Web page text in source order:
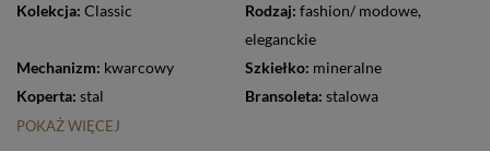
Kolekcja: Classic Rodzaj: fashion/ modowe,
eleganckie
Mechanizm: kwarcowy Szkiełko: mineralne
Koperta: stal Bransoleta: stalowa
POKAŻ WIĘCEJ